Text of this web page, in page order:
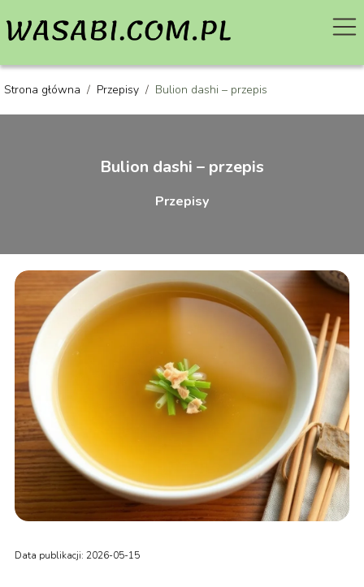
Strona główna / Przepisy / Bulion dashi – przepis
Bulion dashi – przepis
Przepisy
Data publikacji: 2026-05-15